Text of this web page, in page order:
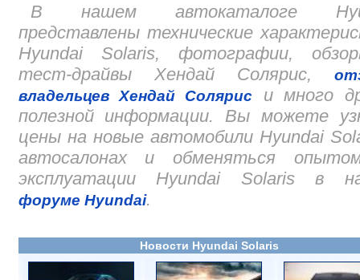
В нашем автокаталоге
представлены технические
Hyundai Solaris, фотографии,
тест-драйвы Хендай Солярис,
владельцев Хендай Солярис
и много
полезной информации. Вы можете
цены на новые автомобили Hyundai
автосалонах и обменяться
эксплуатации Hyundai Solaris в
форуме Hyundai.
Новости Hyundai Solaris